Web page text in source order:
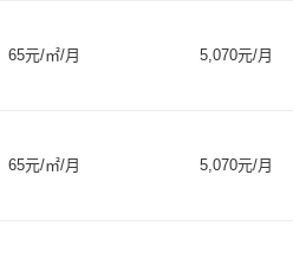
65元/㎡/月 5,070元/月
65元/㎡/月 5,070元/月